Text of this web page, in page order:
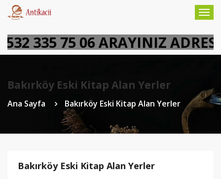
335 75 06 ARAYINIZ
Bakırköy Eski Kitap Alan Yerler
Ana Sayfa Bakırköy Eski Kitap Alan Yerler
Bakırköy Eski Kitap Alan Yerler